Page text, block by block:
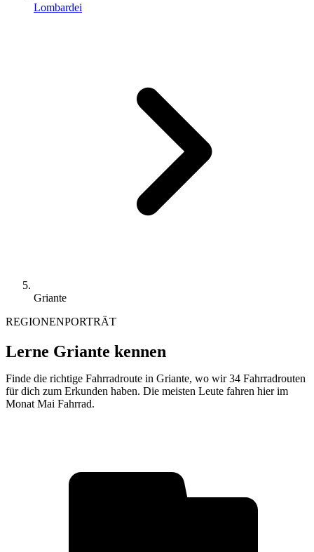
Lombardei
Griante
REGIONENPORTRÄT
Lerne Griante kennen
Finde die richtige Fahrradroute in Griante, wo wir 34 Fahrradrouten
für dich zum Erkunden haben. Die meisten Leute fahren hier im
Monat Mai Fahrrad.